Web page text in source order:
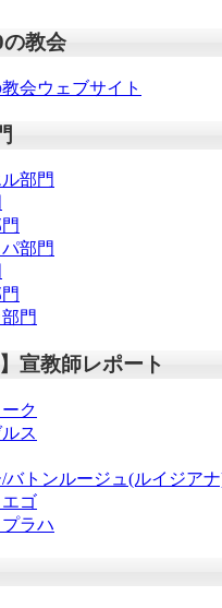
の教会
会ウェブサイト
部門
部門
門
宣教師レポート
ク
ス
バトンルージュ(ルイジア
ゴ
ラハ